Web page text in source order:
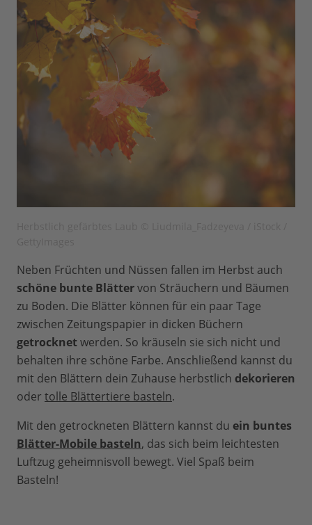
Neben Früchten und Nüssen fallen im Herbst auch
schöne bunte Blättervon Sträuchern und Bäumen
zu Boden. Die Blätter können für ein paar Tage
zwischen Zeitungspapier in dicken Büchern
getrocknetwerden. So kräuseln sie sich nicht und
behalten ihre schöne Farbe. Anschließend kannst du
mit den Blättern dein Zuhause herbstlich dekorieren
oder tolle Blättertiere basteln.
Mit den getrockneten Blättern kannst du ein buntes
Blätter-Mobile basteln, das sich beim leichtesten
Luftzug geheimnisvoll bewegt. Viel Spaß beim
Basteln!